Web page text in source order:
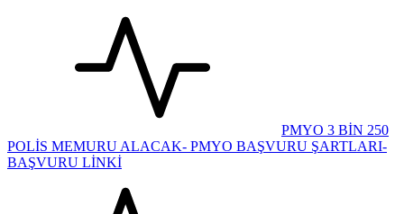
PMYO 3 BİN 250
POLİS MEMURU ALACAK- PMYO BAŞVURU ŞARTLARI-
BAŞVURU LİNKİ